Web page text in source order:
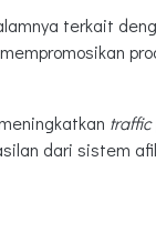
terkait
traffic
dari sistem